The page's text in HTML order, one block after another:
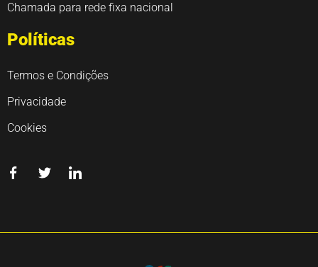
Chamada para rede fixa nacional
Políticas
Termos e Condições
Privacidade
Cookies